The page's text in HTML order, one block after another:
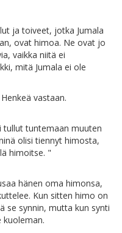
ja toiveet, jotka Jumala
ovat himoa. Ne ovat jo
vaikka niitä ei
mitä Jumala ei ole
vastaan.
tullut tuntemaan muuten
olisi tiennyt himosta,
himoitse. "
hänen oma himonsa,
Kun sitten himo on
se synnin, mutta kun synti